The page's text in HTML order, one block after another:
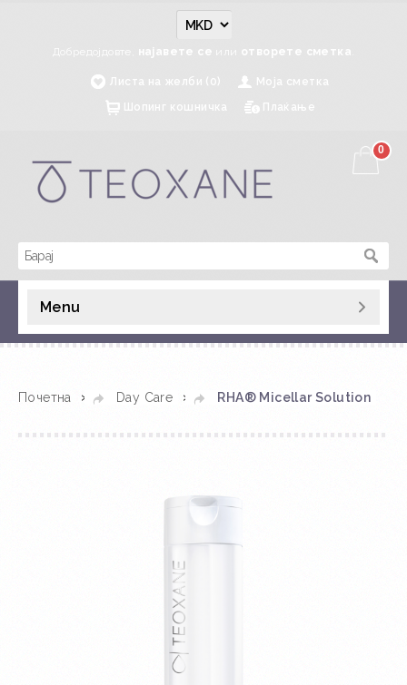
Добредојдовте, најавете се или отворете сметка
Листа на желби (0)
Моја сметка
Шопинг кошничка
Плаќање
0
Menu
Почетна » Day Care » RHA® Micellar Solution